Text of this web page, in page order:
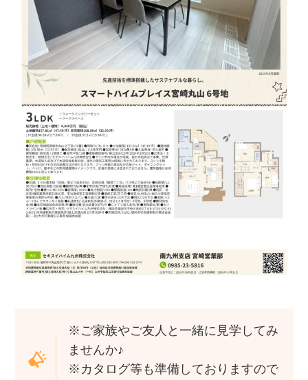
※ご家族やご友人と一緒に見学してみ
ませんか♪
※カタログ等も準備しておりますので